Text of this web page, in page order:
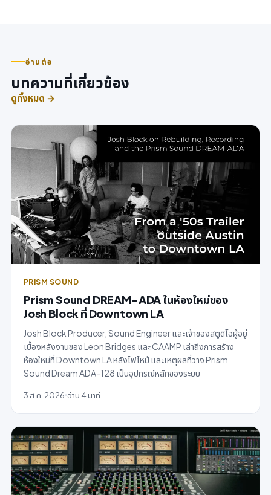
อ่านต่อ
บทความที่เกี่ยวข้อง
ดูทั้งหมด →
PRISM SOUND
Prism Sound DREAM-ADA ในห้องใหม่ของ
Josh Block ที่ Downtown LA
Josh Block Producer, Sound Engineer และเจ้าของสตูดิโอผู้อยู่
เบื้องหลังงานของ Leon Bridges และ CAAMP เล่าถึงการสร้าง
ห้องใหม่ที่ Downtown LA หลังไฟไหม้ และเหตุผลที่วาง Prism
Sound Dream ADA-128 เป็นอุปกรณ์หลักของระบบ
3 ส.ค. 2026 อ่าน 4 นาที